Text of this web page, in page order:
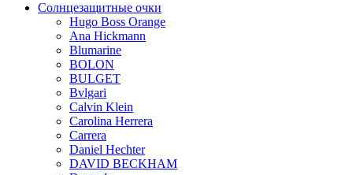
Солнцезащитные очки
Hugo Boss Orange
Ana Hickmann
Blumarine
BOLON
BULGET
Bvlgari
Calvin Klein
Carolina Herrera
Carrera
Daniel Hechter
DAVID BECKHAM